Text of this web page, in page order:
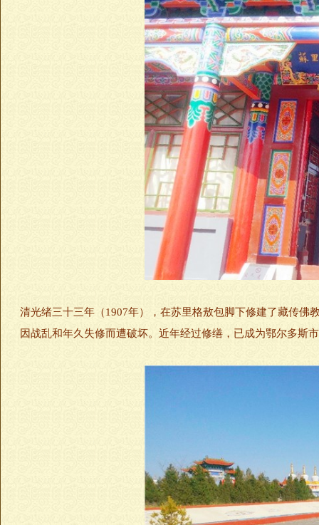
清光绪三十三年（1907年），在苏里格敖包脚下修建了藏传佛
因战乱和年久失修而遭破坏。近年经过修缮，已成为鄂尔多斯